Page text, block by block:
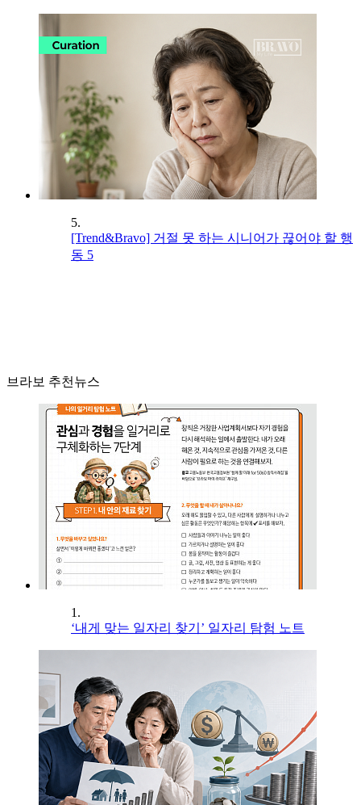
5.
[Trend&Bravo] 거절 못 하는 시니어가 끊어야 할 행
동 5
브라보 추천뉴스
1.
‘내게 맞는 일자리 찾기’ 일자리 탐험 노트